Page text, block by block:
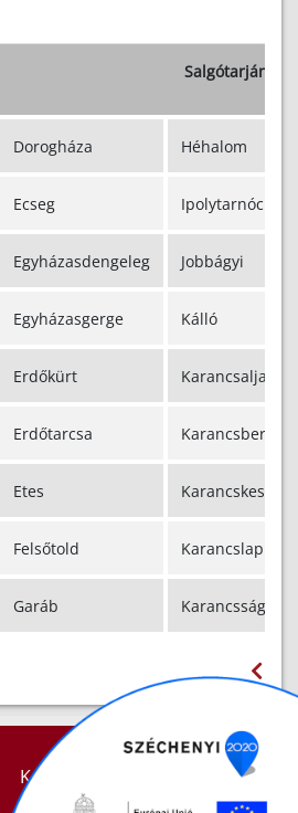
Salgótarjáni
Dorogháza Héhalom
Ecseg Ipolytarnóc
Egyházasdengeleg Jobbágyi
Egyházasgerge Kálló
Erdőkürt Karancsalja
Erdőtarcsa Karancsberény
Etes Karancskeszi
Felsőtold Karancslapujtő
Garáb Karancsság
KAPCSOLAT